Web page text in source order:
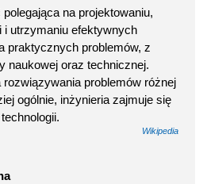
polegająca na projektowaniu,
i utrzymaniu efektywnych
praktycznych problemów, z
naukowej oraz technicznej.
rozwiązywania problemów różnej
ogólnie, inżynieria zajmuje się
Wikipedia